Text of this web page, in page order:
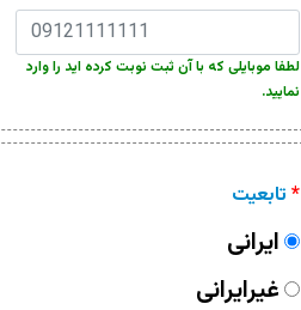
لطفا موبایلی که با آن ثبت نوبت کرده اید را وارد
نمایید.
* تابعیت
ایرانی
غیرایرانی